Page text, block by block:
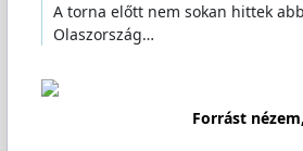
A torna előtt nem sokan hittek
Olaszország…
Forrást